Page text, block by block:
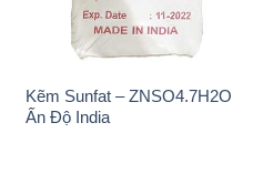
Kẽm Sunfat – ZNSO4.7H2O
Ấn Độ India